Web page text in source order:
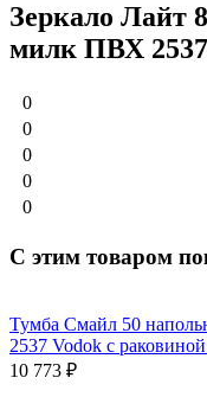
Зеркало Лайт
милк ПВХ
0
0
0
0
0
С этим товаром
Тумба Смайл 50
2537 Vodok с
10 773 ₽